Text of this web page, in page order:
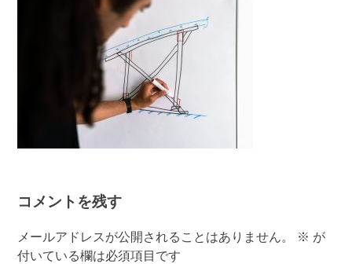
コメントを残す
メールアドレスが公開されることはありません。 ※ が
付いている欄は必須項目です